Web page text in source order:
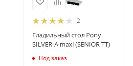
2
Гладильный стол Pony
SILVER-А maxi (SENIOR TT)
Под заказ